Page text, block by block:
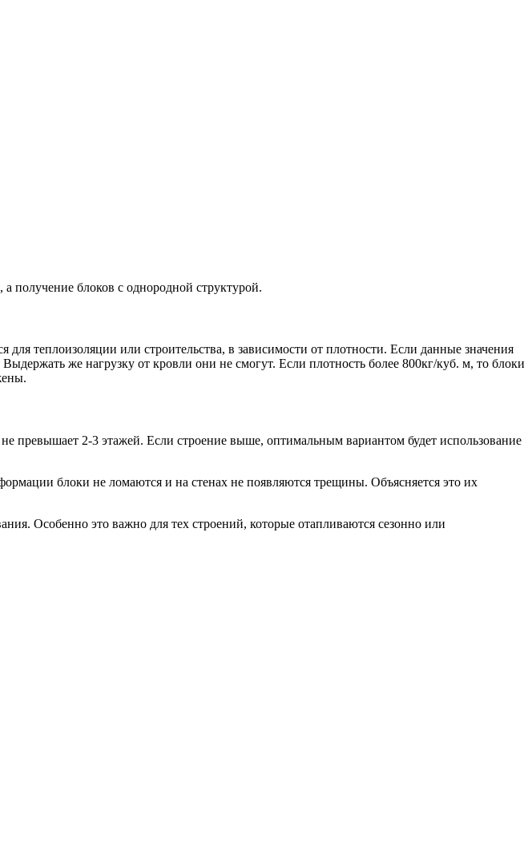
получение блоков с однородной структурой.
для теплоизоляции или строительства, в зависимости от плотности. Если данные значения
же нагрузку от кровли они не смогут. Если плотность более 800кг/куб. м, то блоки
превышает 2-3 этажей. Если строение выше, оптимальным вариантом будет использование
блоки не ломаются и на стенах не появляются трещины. Объясняется это их
Особенно это важно для тех строений, которые отапливаются сезонно или